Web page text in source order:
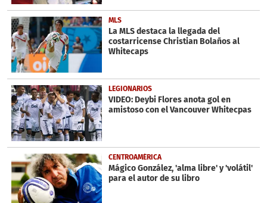
MLS
La MLS destaca la llegada del
costarricense Christian Bolaños al
Whitecaps
LEGIONARIOS
VIDEO: Deybi Flores anota gol en
amistoso con el Vancouver Whitecpas
CENTROAMÉRICA
Mágico González, 'alma libre' y 'volátil'
para el autor de su libro